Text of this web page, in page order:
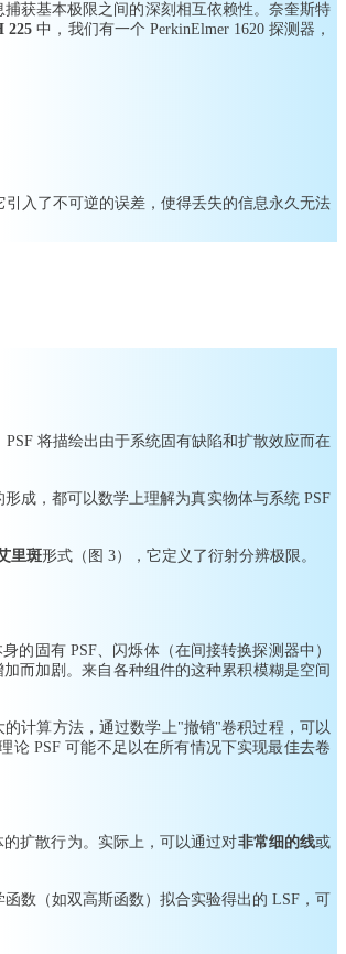
获基本极限之间的深刻相互依赖性。奈奎斯特
225 中，我们有一个 PerkinElmer 1620 探测器，
入了不可逆的误差，使得丢失的信息永久无法
将描绘出由于系统固有缺陷和扩散效应而在
成，都可以数学上理解为真实物体与系统 PSF
里斑形式（图 3），它定义了衍射分辨极限。
的固有 PSF、闪烁体（在间接转换探测器中）
而加剧。来自各种组件的这种累积模糊是空间
计算方法，通过数学上"撤销"卷积过程，可以
论 PSF 可能不足以在所有情况下实现最佳去卷
扩散行为。实际上，可以通过对非常细的线或
数（如双高斯函数）拟合实验得出的 LSF，可